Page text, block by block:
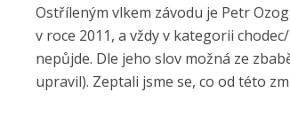
Ostříleným vlkem závodu je Petr
v roce 2011, a vždy v kategorii
nepůjde. Dle jeho slov možná ze
upravil). Zeptali jsme se, co od této